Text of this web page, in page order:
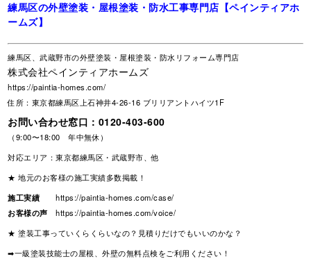
練馬区の外壁塗装・屋根塗装・防水工事専門店【ペインティアホ
ームズ】
練馬区、武蔵野市の外壁塗装・屋根塗装・防水リフォーム専門店
株式会社ペインティアホームズ
https://paintia-homes.com/
住所：東京都練馬区上石神井4-26-16 ブリリアントハイツ1F
お問い合わせ窓口： 0120-403-600
（9:00〜18:00 年中無休）
対応エリア：東京都練馬区・武蔵野市、他
★ 地元のお客様の施工実績多数掲載！
施工実績
https://paintia-homes.com/case/
お客様の声
https://paintia-homes.com/voice/
★ 塗装工事っていくらくらいなの？見積りだけでもいいのかな？
➡一級塗装技能士の屋根、外壁の無料点検をご利用ください！